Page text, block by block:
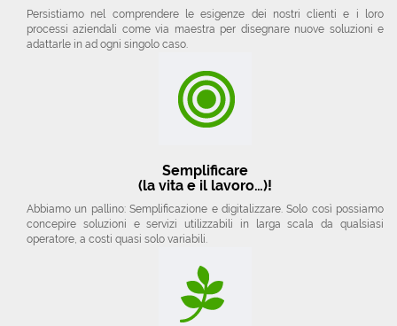
Persistiamo nel comprendere le esigenze dei nostri clienti e i loro
processi aziendali come via maestra per disegnare nuove soluzioni e
adattarle in ad ogni singolo caso.
Semplificare
(la vita e il lavoro…)!
Abbiamo un pallino: Semplificazione e digitalizzare. Solo così possiamo
concepire soluzioni e servizi utilizzabili in larga scala da qualsiasi
operatore, a costi quasi solo variabili.